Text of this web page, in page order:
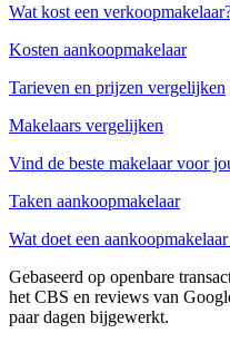
Wat kost een
Kosten aankoopmakelaar
Tarieven en prijzen vergelijken
Makelaars vergelijken
Vind de beste makelaar voor
Taken aankoopmakelaar
Wat doet een
Gebaseerd op openbare
het CBS en reviews van
paar dagen bijgewerkt.